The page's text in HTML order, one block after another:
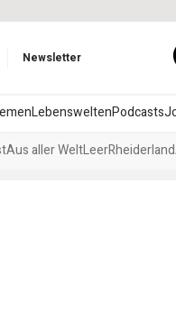
Newsletter
LebensweltenPodcasts
Aus aller WeltLeerRheiderland